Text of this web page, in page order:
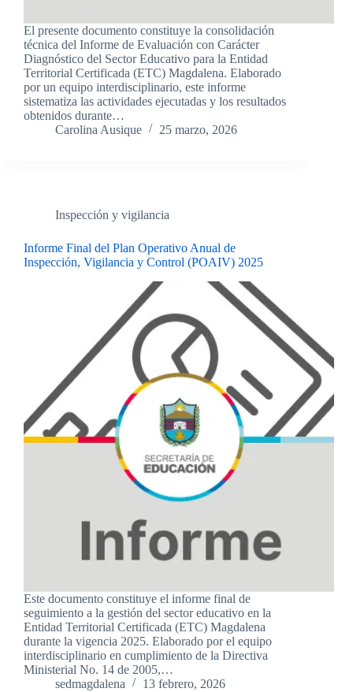
El presente documento constituye la consolidación
técnica del Informe de Evaluación con Carácter
Diagnóstico del Sector Educativo para la Entidad
Territorial Certificada (ETC) Magdalena. Elaborado
por un equipo interdisciplinario, este informe
sistematiza las actividades ejecutadas y los resultados
obtenidos durante…
Carolina Ausique
25 marzo, 2026
Inspección y vigilancia
Informe Final del Plan Operativo Anual de
Inspección, Vigilancia y Control (POAIV) 2025
Este documento constituye el informe final de
seguimiento a la gestión del sector educativo en la
Entidad Territorial Certificada (ETC) Magdalena
durante la vigencia 2025. Elaborado por el equipo
interdisciplinario en cumplimiento de la Directiva
Ministerial No. 14 de 2005,…
sedmagdalena
13 febrero, 2026